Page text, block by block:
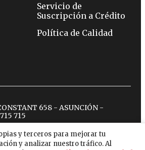
y terceros para mejorar tu
y analizar nuestro tráfico. Al
Servicio de
Suscripción a Crédito
Política de Calidad
658 - ASUNCIÓN -
715